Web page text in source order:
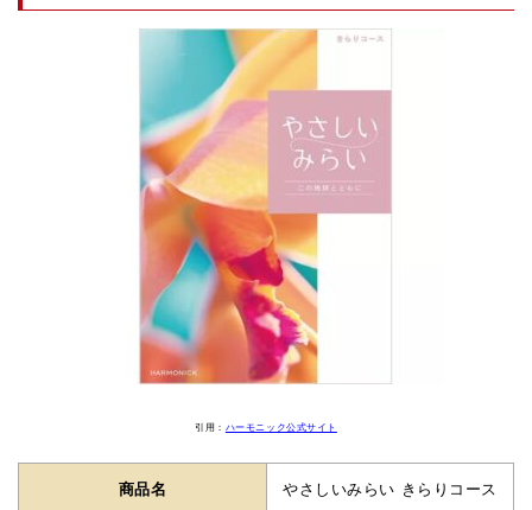
引用： ハーモニック公式サイト
商品名 やさしいみらい きらりコース